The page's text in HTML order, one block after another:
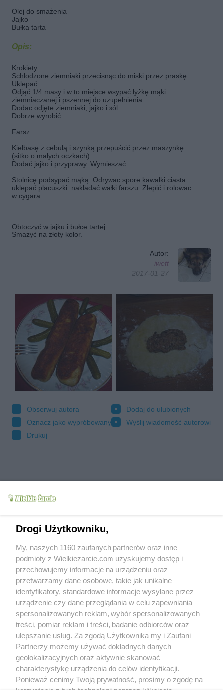
Olej do smażenia
Jajko
Bułka tarta
Opis:
Krokiety:
Schłodzone ziemniaki przecisnąc do miski przez praskę.
Uklepać.
Odjąć 1/4 masy i w to miejsce wsypać łyżkę mąki
ziemniaczanej i pszennej do uzupełnienia.
Dodac odjęte ziemniaki, jajko i sól.
Dobrze wyrobić.
Farsz:
Kiełbasę z cebulą i szynką przepuścić przez maszynkę
(sitko o małych oczkach).
Dodać jajko i przyprawy. Wymieszać.
Stolnicę podsypać mąką. Odrywac spore kawałki ciasta
uklepać placuszki. nakładać wałki farszu. Zlepić i rolowac
w cygara.
Obtoczyć w jajku i bułce tartej.
Smażyć na złoty kolor.
Autor:
iwett
2017-01-27
Obserwuj autora
Dodaj do ulubionych
Oznacz jako wypróbowany
Wyślij wiadomość autorowi
Drukuj
Grupy: Mięso Wieprzowina
Potrawy mączne
Tagi:
potrawy mączne
wieprzowina
więcej tagów
Zobacz wszystkie komentarze (2 )
Lea2 (2017-01-28 12:05)
Fajne te krokiety ziemniaczane :) Jednak
trochę czasu wymagają, ale warto zrobić
więcej i wtedy są gotowe w razie potrzeby.
iwett (2017-01-28 12:11)
Drogi Użytkowniku,
My, naszych 1160 zaufanych partnerów oraz inne
podmioty z Wielkiezarcie.com uzyskujemy dostęp i
przechowujemy informacje na urządzeniu oraz
przetwarzamy dane osobowe, takie jak unikalne
identyfikatory, standardowe informacje wysyłane przez
urządzenie czy dane przeglądania w celu zapewniania
spersonalizowanych reklam, wybór spersonalizowanych
treści, pomiar reklam i treści, badanie odbiorców oraz
ulepszanie usług. Za zgodą Użytkownika my i Zaufani
Partnerzy możemy używać dokładnych danych
geolokalizacyjnych oraz aktywnie skanować
charakterystykę urządzenia do celów identyfikacji.
Ponieważ cenimy Twoją prywatność, prosimy o zgodę na